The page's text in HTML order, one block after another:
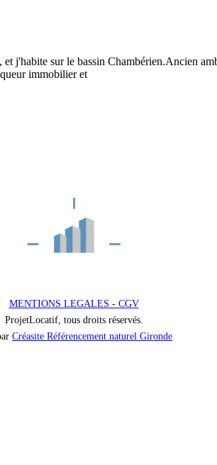
sur le bassin Chambérien.Ancien
immobilier et
MENTIONS LEGALES - CGV
ProjetLocatif, tous droits réservés.
Créasite Référencement naturel Gironde